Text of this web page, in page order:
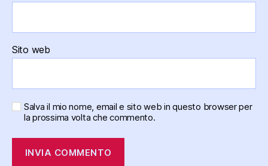
Sito web
Salva il mio nome, email e sito web in questo browser per
la prossima volta che commento.